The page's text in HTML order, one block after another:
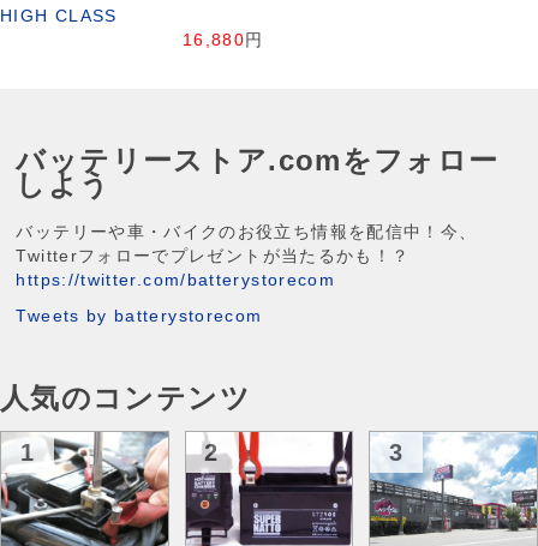
HIGH CLASS
16,880 円
バッテリーストア.comをフォロー
しよう
バッテリーや車・バイクのお役立ち情報を配信中！今、
Twitterフォローでプレゼントが当たるかも！？
https://twitter.com/batterystorecom
Tweets by batterystorecom
人気のコンテンツ
1 2 3